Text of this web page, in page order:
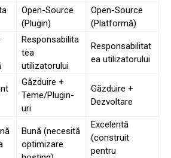
Open-Source
(Plugin)
Open-Source
(Platformă)
Responsabilita
tea
utilizatorului
Responsabilitat
ea utilizatorului
Găzduire +
Teme/Plugin-
uri
Găzduire +
Dezvoltare
Bună (necesită
optimizare
Excelentă
(construit
pentru